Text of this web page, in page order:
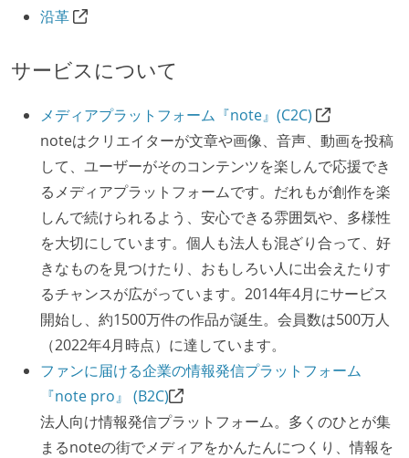
沿革
サービスについて
メディアプラットフォーム『note』(C2C)
noteはクリエイターが文章や画像、音声、動画を投稿
して、ユーザーがそのコンテンツを楽しんで応援でき
るメディアプラットフォームです。だれもが創作を楽
しんで続けられるよう、安心できる雰囲気や、多様性
を大切にしています。個人も法人も混ざり合って、好
きなものを見つけたり、おもしろい人に出会えたりす
るチャンスが広がっています。2014年4月にサービス
開始し、約1500万件の作品が誕生。会員数は500万人
（2022年4月時点）に達しています。
ファンに届ける企業の情報発信プラットフォーム
『note pro』 (B2C)
法人向け情報発信プラットフォーム。多くのひとが集
まるnoteの街でメディアをかんたんにつくり、情報を